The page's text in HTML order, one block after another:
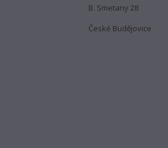
B. Smetany 28
České Budějovice